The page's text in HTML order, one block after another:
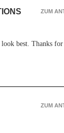
best. Thanks
ZUM
ZUM